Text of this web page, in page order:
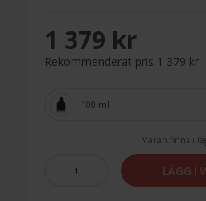
1 379 kr
Rekommenderat pris 1 379 kr
100 ml
Varan finns i
LÄGG I